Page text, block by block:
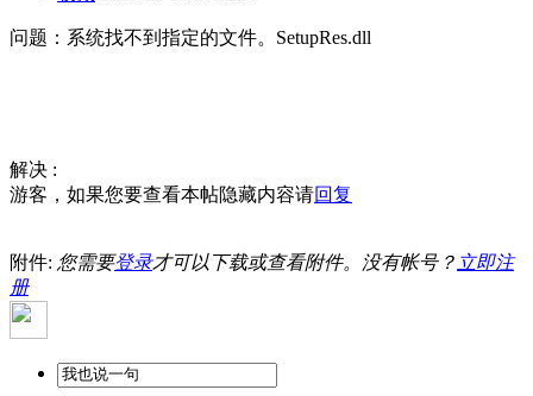
问题：系统找不到指定的文件。SetupRes.dll
解决 :
游客，如果您要查看本帖隐藏内容请回复
附件: 您需要登录才可以下载或查看附件。没有帐号？ 立即注
册